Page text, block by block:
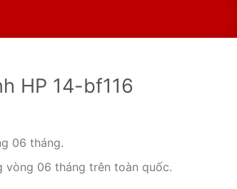
HP 14-bf116
06 tháng.
vòng 06 tháng trên toàn quốc.